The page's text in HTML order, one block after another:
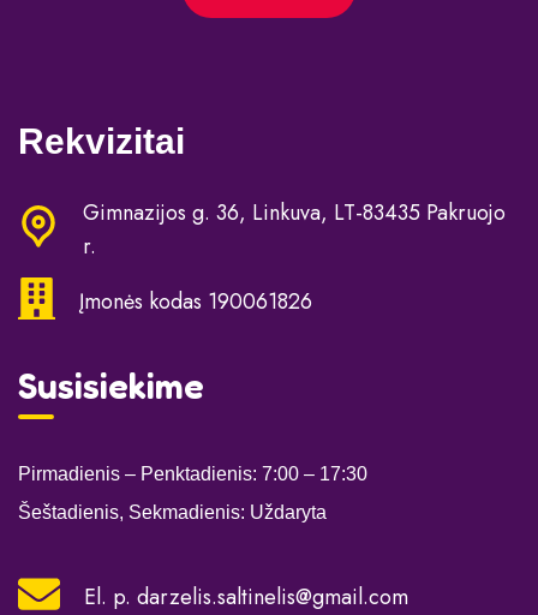
Rekvizitai
Gimnazijos g. 36, Linkuva, LT-83435 Pakruojo
r.
Įmonės kodas 190061826
Susisiekime
Pirmadienis – Penktadienis: 7:00 – 17:30
Šeštadienis, Sekmadienis: Uždaryta
El. p. darzelis.saltinelis@gmail.com